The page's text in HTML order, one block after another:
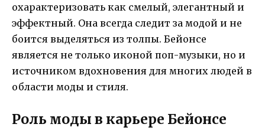
охарактеризовать как смелый, элегантный и
эффектный. Она всегда следит за модой и не
боится выделяться из толпы. Бейонсе
является не только иконой поп-музыки, но и
источником вдохновения для многих людей в
области моды и стиля.
Роль моды в карьере Бейонсе